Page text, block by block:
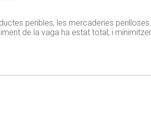
peribles, les mercaderies
de la vaga ha estat total, i